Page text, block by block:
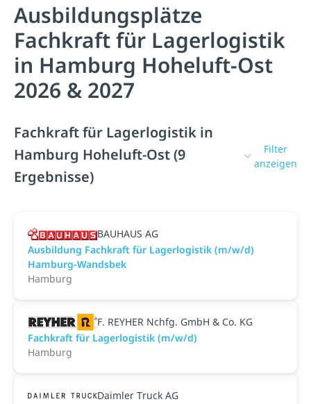
Ausbildungsplätze
Fachkraft für Lagerlogistik
in Hamburg Hoheluft-Ost
2026 & 2027
Fachkraft für Lagerlogistik in
Hamburg Hoheluft-Ost (9
Ergebnisse)
Filter
anzeigen
BAUHAUS AG
Ausbildung Fachkraft für Lagerlogistik (m/w/d)
Hamburg-Wandsbek
Hamburg
F. REYHER Nchfg. GmbH & Co. KG
Fachkraft für Lagerlogistik (m/w/d)
Hamburg
Daimler Truck AG